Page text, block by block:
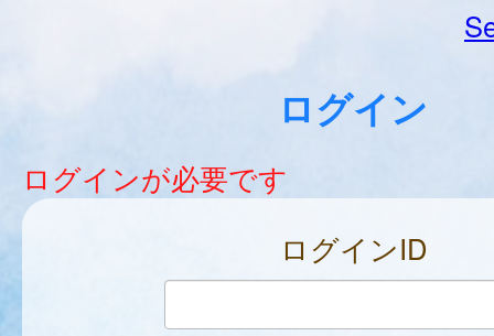
ログイン
ログインが必要です
ログインID